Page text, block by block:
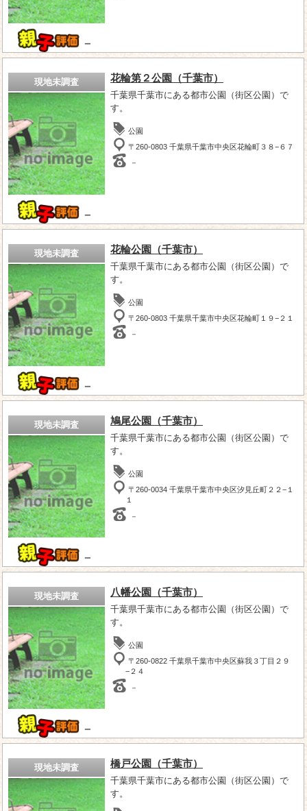
－
現地未調査
－
花輪第２公園（千葉市）
千葉県千葉市にある都市公園（街区公園）で
す。
公園
〒260-0803 千葉県千葉市中央区花輪町３８−６７
－
現地未調査
－
花輪公園（千葉市）
千葉県千葉市にある都市公園（街区公園）で
す。
公園
〒260-0803 千葉県千葉市中央区花輪町１９−２１
－
現地未調査
－
鳩尾公園（千葉市）
千葉県千葉市にある都市公園（街区公園）で
す。
公園
〒260-0034 千葉県千葉市中央区汐見丘町２２−１
１
－
現地未調査
－
八幡公園（千葉市）
千葉県千葉市にある都市公園（街区公園）で
す。
公園
〒260-0822 千葉県千葉市中央区蘇我３丁目２９
−２４
－
現地未調査 橋戸公園（千葉市）
千葉県千葉市にある都市公園（街区公園）で
す。